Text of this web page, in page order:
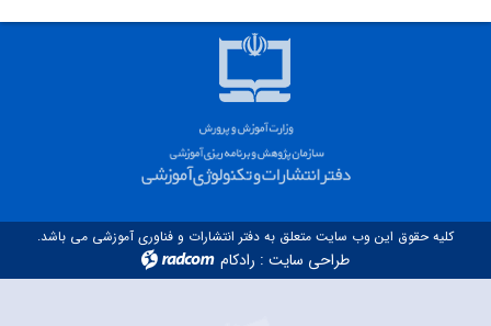
کلیه حقوق این وب سایت متعلق به دفتر انتشارات و فناوری آموزشی می باشد.
طراحی سایت : رادکام radcom